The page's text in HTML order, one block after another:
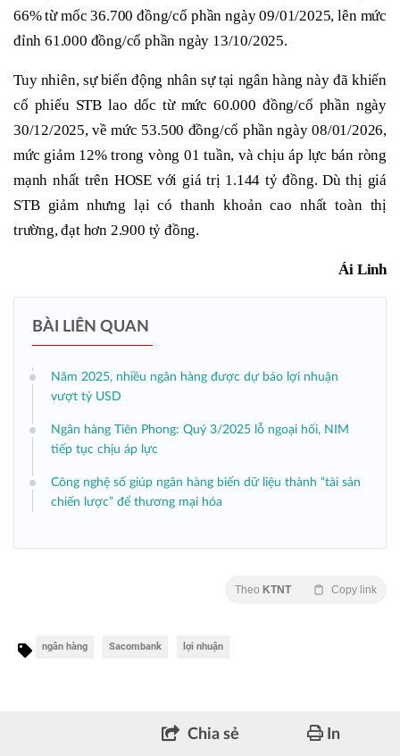
66% từ mốc 36.700 đồng/cổ phần ngày 09/01/2025, lên mức
đỉnh 61.000 đồng/cổ phần ngày 13/10/2025.
Tuy nhiên, sự biến động nhân sự tại ngân hàng này đã khiến
cổ phiếu STB lao dốc từ mức 60.000 đồng/cổ phần ngày
30/12/2025, về mức 53.500 đồng/cổ phần ngày 08/01/2026,
mức giảm 12% trong vòng 01 tuần, và chịu áp lực bán ròng
mạnh nhất trên HOSE với giá trị 1.144 tỷ đồng. Dù thị giá
STB giảm nhưng lại có thanh khoản cao nhất toàn thị
trường, đạt hơn 2.900 tỷ đồng.
Ái Linh
BÀI LIÊN QUAN
Năm 2025, nhiều ngân hàng được dự báo lợi nhuận
vượt tỷ USD
Ngân hàng Tiên Phong: Quý 3/2025 lỗ ngoại hối, NIM
tiếp tục chịu áp lực
Công nghệ số giúp ngân hàng biến dữ liệu thành “tài sản
chiến lược” để thương mại hóa
Theo KTNT Copy link
ngân hàng Sacombank lợi nhuận
Chia sẻ In